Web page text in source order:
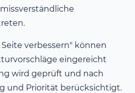
verbessern" können
eingereicht
wird geprüft und nach
und Priorität berücksichtigt.